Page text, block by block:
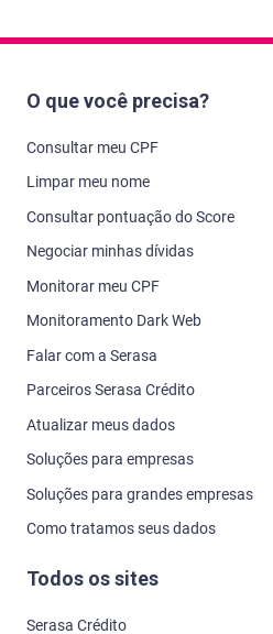
O que você precisa?
Consultar meu CPF
Limpar meu nome
Consultar pontuação do Score
Negociar minhas dívidas
Monitorar meu CPF
Monitoramento Dark Web
Falar com a Serasa
Parceiros Serasa Crédito
Atualizar meus dados
Soluções para empresas
Soluções para grandes empresas
Como tratamos seus dados
Todos os sites
Serasa Crédito